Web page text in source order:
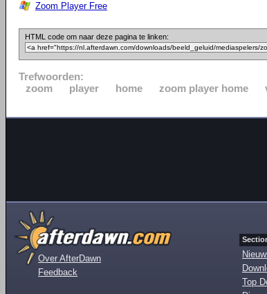
Zoom Player Free
HTML code om naar deze pagina te linken:
Trefwoorden:
zoom
player home zoom player home
Over AfterDawn
Feedback
Top